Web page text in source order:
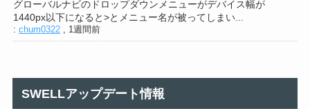
グローバルナビのドロップダウンメニューがデバイス幅が
1440px以下になると>とメニュー名が被ってしまい...
: chum0322, 1週間前
SWELLアップデート情報